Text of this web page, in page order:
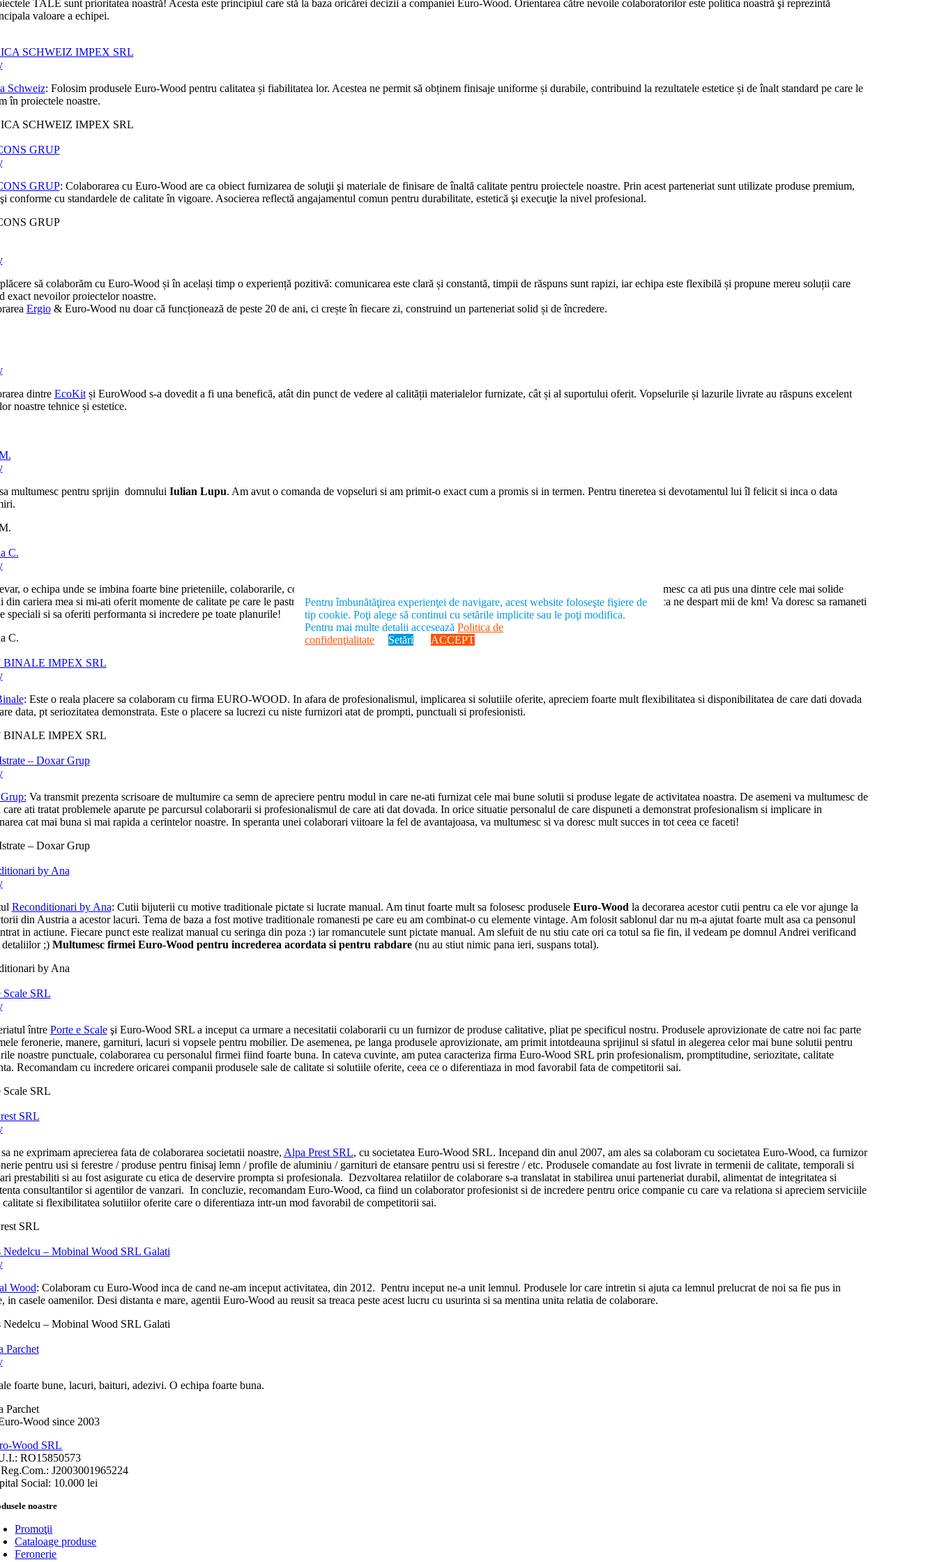
TALE sunt prioritatea noastră! Acesta este principiul care stă la baza oricărei decizii a companiei Euro-Wood. Orientarea către nevoile colaboratorilor este politica noastră şi reprezintă
valoare a echipei.
SCHWEIZ IMPEX SRL
Schweiz: Folosim produsele Euro-Wood pentru calitatea și fiabilitatea lor. Acestea ne permit să obținem finisaje uniforme și durabile, contribuind la rezultatele estetice și de înalt standard pe care le
în proiectele noastre.
SCHWEIZ IMPEX SRL
GRUP
GRUP: Colaborarea cu Euro-Wood are ca obiect furnizarea de soluţii şi materiale de finisare de înaltă calitate pentru proiectele noastre. Prin acest parteneriat sunt utilizate produse premium,
conforme cu standardele de calitate în vigoare. Asocierea reflectă angajamentul comun pentru durabilitate, estetică şi execuţie la nivel profesional.
GRUP
să colaborăm cu Euro-Wood și în același timp o experiență pozitivă: comunicarea este clară și constantă, timpii de răspuns sunt rapizi, iar echipa este flexibilă și propune mereu soluții care
exact nevoilor proiectelor noastre.
Ergio& Euro-Wood nu doar că funcționează de peste 20 de ani, ci crește în fiecare zi, construind un parteneriat solid și de încredere.
dintre EcoKitși EuroWood s-a dovedit a fi una benefică, atât din punct de vedere al calității materialelor furnizate, cât și al suportului oferit. Vopselurile și lazurile livrate au răspuns excelent
noastre tehnice și estetice.
multumesc pentru sprijin domnului Iulian Lupu. Am avut o comanda de vopseluri si am primit-o exact cum a promis si in termen. Pentru tineretea si devotamentul lui îl felicit si inca o data
C.
o echipa unde se imbina foarte bine prieteniile, colaborarile, colegialitatea, performanta si respectul! Ca fost angajat al firmei Euro Wood, va multumesc ca ati pus una dintre cele mai solide
din cariera mea si mi-ati oferit momente de calitate pe care le pastrez cu drag si acum (dupa 12 ani)! Euro-Wood a ramas familia mea din Iasi, chiar daca ne despart mii de km! Va doresc sa ramaneti
speciali si sa oferiti performanta si incredere pe toate planurile!
C.
BINALE IMPEX SRL
: Este o reala placere sa colaboram cu firma EURO-WOOD. In afara de profesionalismul, implicarea si solutiile oferite, apreciem foarte mult flexibilitatea si disponibilitatea de care dati dovada
data, pt seriozitatea demonstrata. Este o placere sa lucrezi cu niste furnizori atat de prompti, punctuali si profesionisti.
BINALE IMPEX SRL
– Doxar Grup
Va transmit prezenta scrisoare de multumire ca semn de apreciere pentru modul in care ne-ati furnizat cele mai bune solutii si produse legate de activitatea noastra. De asemeni va multumesc de
ati tratat problemele aparute pe parcursul colaborarii si profesionalismul de care ati dat dovada. In orice situatie personalul de care dispuneti a demonstrat profesionalism si implicare in
cat mai buna si mai rapida a cerintelor noastre. In speranta unei colaborari viitoare la fel de avantajoasa, va multumesc si va doresc mult succes in tot ceea ce faceti!
– Doxar Grup
by Ana
Reconditionari by Ana: Cutii bijuterii cu motive traditionale pictate si lucrate manual. Am tinut foarte mult sa folosesc produsele Euro-Wood la decorarea acestor cutii pentru ca ele vor ajunge la
din Austria a acestor lacuri. Tema de baza a fost motive traditionale romanesti pe care eu am combinat-o cu elemente vintage. Am folosit sablonul dar nu m-a ajutat foarte mult asa ca pensonul
in actiune. Fiecare punct este realizat manual cu seringa din poza :) iar romancutele sunt pictate manual. Am slefuit de nu stiu cate ori ca totul sa fie fin, il vedeam pe domnul Andrei verificand
detaliilor ;) Multumesc firmei Euro-Wood pentru increderea acordata si pentru rabdare(nu au stiut nimic pana ieri, suspans total).
by Ana
Scale SRL
între Porte e Scaleşi Euro-Wood SRL a inceput ca urmare a necesitatii colaborarii cu un furnizor de produse calitative, pliat pe specificul nostru. Produsele aprovizionate de catre noi fac parte
feronerie, manere, garnituri, lacuri si vopsele pentru mobilier. De asemenea, pe langa produsele aprovizionate, am primit intotdeauna sprijinul si sfatul in alegerea celor mai bune solutii pentru
noastre punctuale, colaborarea cu personalul firmei fiind foarte buna. In cateva cuvinte, am putea caracteriza firma Euro-Wood SRL prin profesionalism, promptitudine, seriozitate, calitate
Recomandam cu incredere oricarei companii produsele sale de calitate si solutiile oferite, ceea ce o diferentiaza in mod favorabil fata de competitorii sai.
Scale SRL
SRL
ne exprimam aprecierea fata de colaborarea societatii noastre, Alpa Prest SRL, cu societatea Euro-Wood SRL. Incepand din anul 2007, am ales sa colaboram cu societatea Euro-Wood, ca furnizor
pentru usi si ferestre / produse pentru finisaj lemn / profile de aluminiu / garnituri de etansare pentru usi si ferestre / etc. Produsele comandate au fost livrate in termenii de calitate, temporali si
prestabiliti si au fost asigurate cu etica de deservire prompta si profesionala. Dezvoltarea relatiilor de colaborare s-a translatat in stabilirea unui parteneriat durabil, alimentat de integritatea si
consultantilor si agentilor de vanzari. In concluzie, recomandam Euro-Wood, ca fiind un colaborator profesionist si de incredere pentru orice companie cu care va relationa si apreciem serviciile
calitate si flexibilitatea solutiilor oferite care o diferentiaza intr-un mod favorabil de competitorii sai.
SRL
Nedelcu – Mobinal Wood SRL Galati
Wood: Colaboram cu Euro-Wood inca de cand ne-am inceput activitatea, din 2012. Pentru inceput ne-a unit lemnul. Produsele lor care intretin si ajuta ca lemnul prelucrat de noi sa fie pus in
in casele oamenilor. Desi distanta e mare, agentii Euro-Wood au reusit sa treaca peste acest lucru cu usurinta si sa mentina unita relatia de colaborare.
Nedelcu – Mobinal Wood SRL Galati
Parchet
foarte bune, lacuri, baituri, adezivi. O echipa foarte buna.
Parchet
Wood SRL
RO15850573
J2003001965224
Social: 10.000 lei
noastre
Promoţii
Cataloage produse
Feronerie
Pentru îmbunătăţirea experienţei de navigare, acest website foloseşte fişiere de
tip cookie. Poţi alege să continui cu setările implicite sau le poţi modifica.
Pentru mai multe detalii accesează Politica de
confidenţialitate
Setări ACCEPT